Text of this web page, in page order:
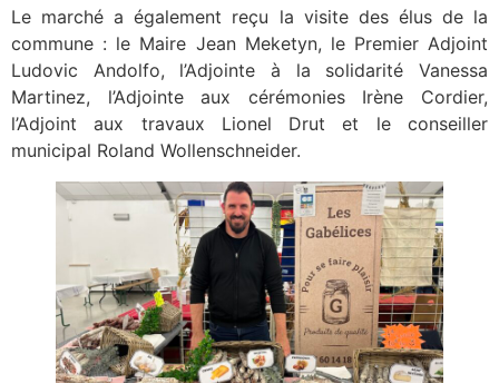
Le marché a également reçu la visite des élus de la
commune : le Maire Jean Meketyn, le Premier Adjoint
Ludovic Andolfo, l’Adjointe à la solidarité Vanessa
Martinez, l’Adjointe aux cérémonies Irène Cordier,
l’Adjoint aux travaux Lionel Drut et le conseiller
municipal Roland Wollenschneider.